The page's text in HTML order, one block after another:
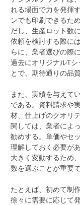
れる場面で力を発揮
ンでも印刷できるた
だし、生産ロット数
依頼を検討する際に
らに、業者選びの際
過去にオリジナルT
とで、期待通りの品
また、実績を与えて
である。資料請求や
材、仕上げのクオリ
関しては、業者によ
勧めする。単価やセ
理解しておく必要が
大きく変動するため
数を選ぶことが重要で
たとえば、初めて制
徐々に需要に応じて